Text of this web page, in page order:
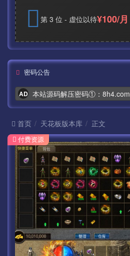
第 3 位 - 虚位以待¥100/月
密码公告
AD 本站源码解压密码①：8h4.com
首页 天花板版本库 正文
付费资源